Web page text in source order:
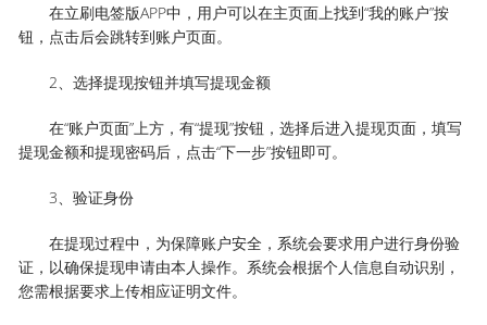
在立刷电签版APP中，用户可以在主页面上找到“我的账户”按
钮，点击后会跳转到账户页面。
2、选择提现按钮并填写提现金额
在“账户页面”上方，有“提现”按钮，选择后进入提现页面，填写
提现金额和提现密码后，点击“下一步”按钮即可。
3、验证身份
在提现过程中，为保障账户安全，系统会要求用户进行身份验
证，以确保提现申请由本人操作。系统会根据个人信息自动识别，
您需根据要求上传相应证明文件。